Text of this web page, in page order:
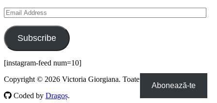
Email
Address
Subscribe
[instagram-feed num=10]
Copyright © 2026 Victoria Giorgiana. Toate drepturile rezervate.
Coded by Dragoș.
Abonează-te